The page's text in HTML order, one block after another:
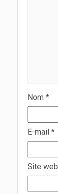
Nom *
E-mail *
Site web